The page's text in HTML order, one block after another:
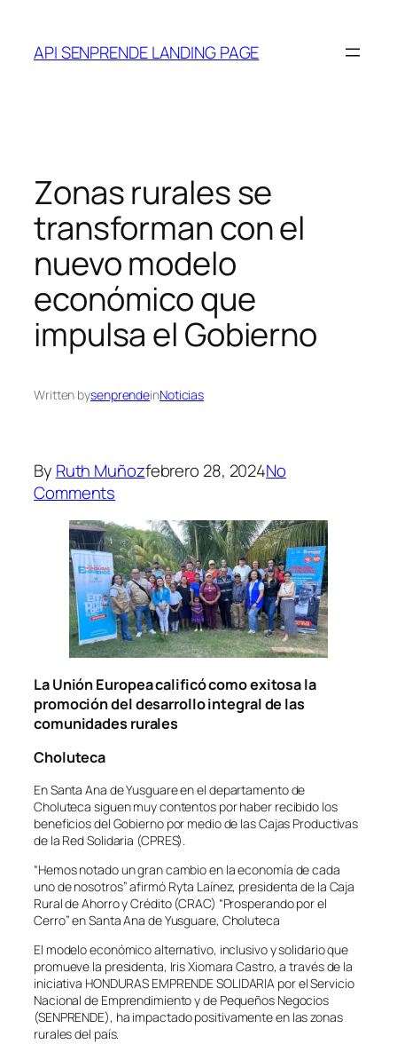
contenido
API SENPRENDE LANDING PAGE
Zonas rurales se
transforman con el
nuevo modelo
económico que
impulsa el Gobierno
Written bysenprendeinNoticias
By Ruth Muñozfebrero 28, 2024No
Comments
La Unión Europea calificó como exitosa la
promoción del desarrollo integral de las
comunidades rurales
Choluteca
En Santa Ana de Yusguare en el departamento de
Choluteca siguen muy contentos por haber recibido los
beneficios del Gobierno por medio de las Cajas Productivas
de la Red Solidaria (CPRES).
“Hemos notado un gran cambio en la economía de cada
uno de nosotros” afirmó Ryta Laínez, presidenta de la Caja
Rural de Ahorro y Crédito (CRAC) “Prosperando por el
Cerro” en Santa Ana de Yusguare, Choluteca
El modelo económico alternativo, inclusivo y solidario que
promueve la presidenta, Iris Xiomara Castro, a través de la
iniciativa HONDURAS EMPRENDE SOLIDARIA por el Servicio
Nacional de Emprendimiento y de Pequeños Negocios
(SENPRENDE), ha impactado positivamente en las zonas
rurales del país.